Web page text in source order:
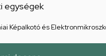
egységek
Képalkotó és